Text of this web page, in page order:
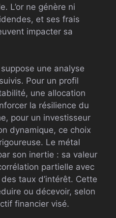
L’or ne génère ni
et ses frais
impacter sa
une analyse
Pour un profil
une allocation
la résilience du
pour un investisseur
dynamique, ce choix
Le métal
son inertie : sa valeur
partielle avec
taux d’intérêt. Cette
ou décevoir, selon
financier visé.